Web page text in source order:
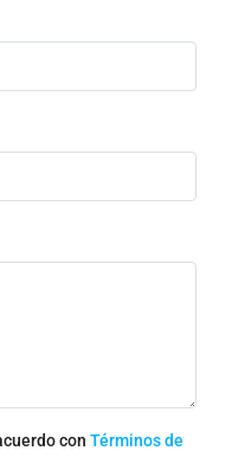
con Términos de